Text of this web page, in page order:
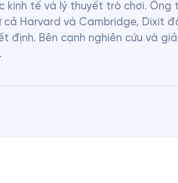
tế và lý thuyết trò chơi. Ông
Harvard và Cambridge, Dixit
định. Bên cạnh nghiên cứu và